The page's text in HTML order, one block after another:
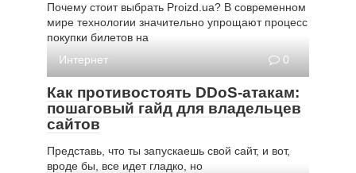
Почему стоит выбрать Proizd.ua? В современном
мире технологии значительно упрощают процесс
покупки билетов на
Интернет
0
Как противостоять DDoS-атакам:
пошаговый гайд для владельцев
сайтов
Представь, что ты запускаешь свой сайт, и вот,
вроде бы, все идет гладко, но